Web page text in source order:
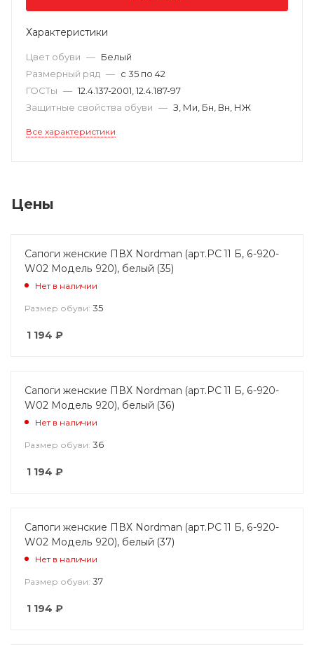
Характеристики
Цвет обуви — Белый
Размерный ряд — с 35 по 42
ГОСТы — 12.4.137-2001, 12.4.187-97
Защитные свойства обуви — З, Ми, Бн, Вн, НЖ
Все характеристики
Цены
Сапоги женские ПВХ Nordman (арт.РС 11 Б, 6-920-
W02 Модель 920), белый (35)
Нет в наличии
Размер обуви: 35
1 194 ₽
Сапоги женские ПВХ Nordman (арт.РС 11 Б, 6-920-
W02 Модель 920), белый (36)
Нет в наличии
Размер обуви: 36
1 194 ₽
Сапоги женские ПВХ Nordman (арт.РС 11 Б, 6-920-
W02 Модель 920), белый (37)
Нет в наличии
Размер обуви: 37
1 194 ₽